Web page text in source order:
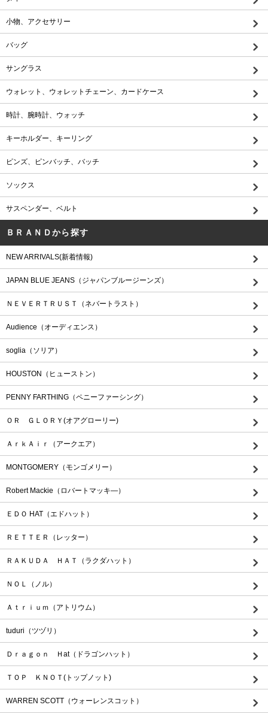
小物、アクセサリー
バッグ
サングラス
ウォレット、ウォレットチェーン、カードケース
時計、腕時計、ウォッチ
キーホルダー、キーリング
ピンズ、ピンバッチ、バッチ
ソックス
サスペンダー、ベルト
ＢＲＡＮＤから探す
NEW ARRIVALS(新着情報)
JAPAN BLUE JEANS（ジャパンブルージーンズ）
ＮＥＶＥＲＴＲＵＳＴ（ネバートラスト）
Audience（オーディエンス）
soglia（ソリア）
HOUSTON（ヒューストン）
PENNY FARTHING（ペニーファーシング）
ＯＲ ＧＬＯＲＹ(オアグローリー)
ＡｒｋＡｉｒ（アークエア）
MONTGOMERY（モンゴメリー）
Robert Mackie（ロバートマッキ―）
ＥＤＯ HAT（エドハット）
ＲＥＴＴＥＲ（レッター）
ＲＡＫＵＤＡ ＨＡＴ（ラクダハット）
ＮＯＬ（ノル）
Ａｔｒｉｕｍ（アトリウム）
tuduri（ツヅリ）
Ｄｒａｇｏｎ Ｈat（ドラゴンハット）
ＴＯＰ ＫＮＯＴ(トップノット)
WARREN SCOTT（ウォーレンスコット）